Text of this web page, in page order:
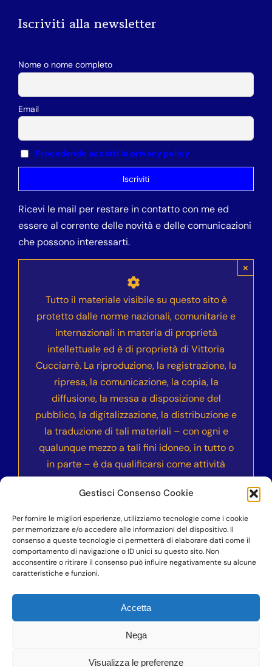
Gestisci Consenso Cookie
Per fornire le migliori esperienze, utilizziamo tecnologie come i cookie
per memorizzare e/o accedere alle informazioni del dispositivo. Il
consenso a queste tecnologie ci permetterà di elaborare dati come il
comportamento di navigazione o ID unici su questo sito. Non
acconsentire o ritirare il consenso può influire negativamente su alcune
caratteristiche e funzioni.
Accetta
Nega
Visualizza le preferenze
Iscriviti alla newsletter
Nome o nome completo
Email
Procedendo accetti la privacy policy
Ricevi le mail per restare in contatto con me ed
essere al corrente delle novità e delle comunicazioni
che possono interessarti.
Tutto il materiale visibile su questo sito è
protetto dalle norme nazionali, comunitarie e
internazionali in materia di proprietà
intellettuale ed è di proprietà di Vittoria
Cucciarrè. La riproduzione, la registrazione, la
ripresa, la comunicazione, la copia, la
diffusione, la messa a disposizione del
pubblico, la digitalizzazione, la distribuzione e
la traduzione di tali materiali – con ogni e
qualunque mezzo a tali fini idoneo, in tutto o
in parte – è da qualificarsi come attività
illecita e sarà sanzionata civilmente e
penalmente secondo le normative vigenti
nell’ordinamento italiano ed internazionale.
×
©COPYRIGHT 2023-2024
07100900823 – Professionista di cui alla legge
4/2013